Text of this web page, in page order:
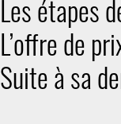
Les étapes
L’offre de
Suite à sa